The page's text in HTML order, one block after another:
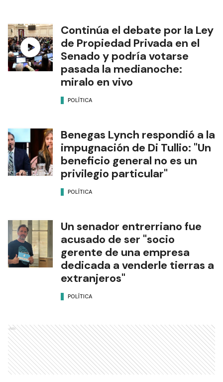
Continúa el debate por la Ley
de Propiedad Privada en el
Senado y podría votarse
pasada la medianoche:
miralo en vivo
POLÍTICA
Benegas Lynch respondió a la
impugnación de Di Tullio: "Un
beneficio general no es un
privilegio particular"
POLÍTICA
Un senador entrerriano fue
acusado de ser "socio
gerente de una empresa
dedicada a venderle tierras a
extranjeros"
POLÍTICA
Ads